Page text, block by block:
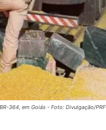
364, em Goiás - Foto: Divulgação/PRF